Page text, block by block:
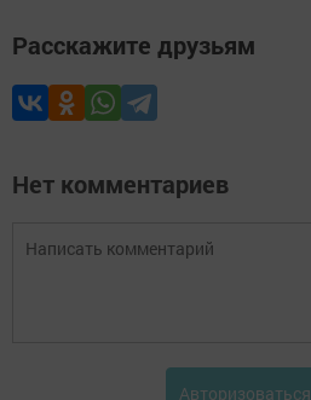
Расскажите друзьям
Нет комментариев
Авторизоваться